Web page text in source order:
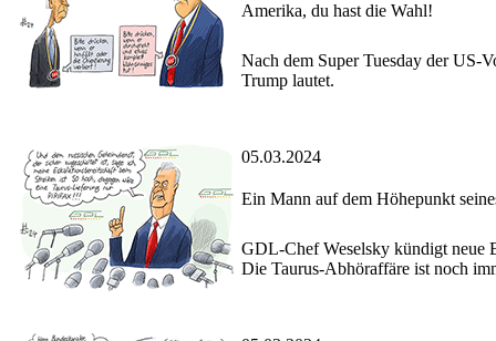
Amerika, du hast die Wahl!
Nach dem Super Tuesday der US-
Trump lautet.
05.03.2024
Ein Mann auf dem Höhepunkt
GDL-Chef Weselsky kündigt neue
Die Taurus-Abhöraffäre ist noch